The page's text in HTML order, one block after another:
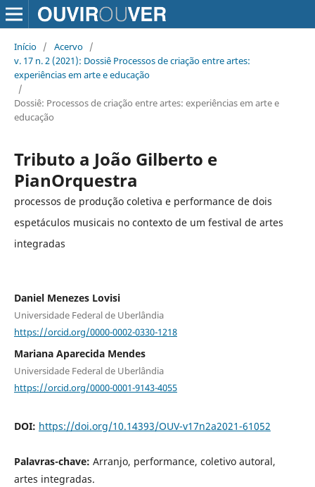
Início / Acervo /
v. 17 n. 2 (2021): Dossiê Processos de criação entre artes:
experiências em arte e educação
/
Dossiê: Processos de criação entre artes: experiências em arte e
educação
Tributo a João Gilberto e
PianOrquestra
processos de produção coletiva e performance de dois
espetáculos musicais no contexto de um festival de artes
integradas
Daniel Menezes Lovisi
Universidade Federal de Uberlândia
https://orcid.org/0000-0002-0330-1218
Mariana Aparecida Mendes
Universidade Federal de Uberlândia
https://orcid.org/0000-0001-9143-4055
DOI: https://doi.org/10.14393/OUV-v17n2a2021-61052
Palavras-chave: Arranjo, performance, coletivo autoral,
artes integradas.